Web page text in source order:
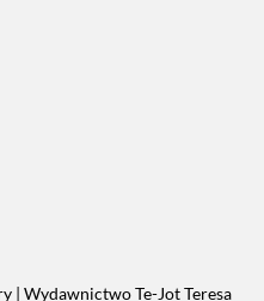
| Wydawnictwo Te-Jot Teresa